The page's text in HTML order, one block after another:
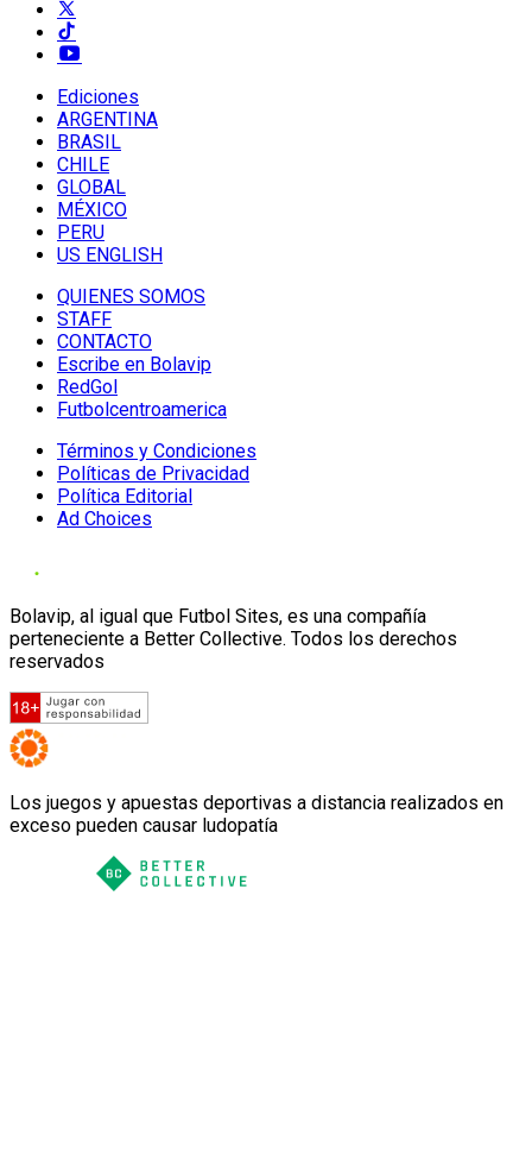
Ediciones
ARGENTINA
BRASIL
CHILE
GLOBAL
MÉXICO
PERU
US ENGLISH
QUIENES SOMOS
STAFF
CONTACTO
Escribe en Bolavip
RedGol
Futbolcentroamerica
Términos y Condiciones
Políticas de Privacidad
Política Editorial
Ad Choices
Bolavip, al igual que Futbol Sites, es una compañía
perteneciente a Better Collective. Todos los derechos
reservados
Los juegos y apuestas deportivas a distancia realizados en
exceso pueden causar ludopatía